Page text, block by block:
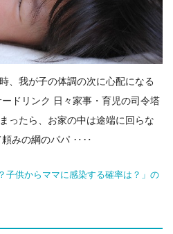
、我が子の体調の次に心配になる
ドリンク 日々家事・育児の司令塔
ったら、お家の中は途端に回らな
頼みの綱のパパ ‥‥
子供からママに感染する確率は？」の